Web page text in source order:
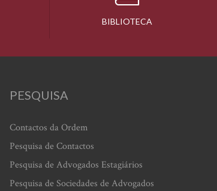
BIBLIOTECA
PESQUISA
Contactos da Ordem
Pesquisa de Contactos
Pesquisa de Advogados Estagiários
Pesquisa de Sociedades de Advogados